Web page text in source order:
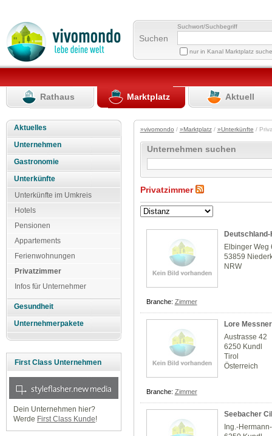
Suchen
Suchwort/Suchbegriff
nur in Kanal Marktplatz
Rathaus Marktplatz Aktuell
Aktuelles
Unternehmen
Gastronomie
Unterkünfte
Unterkünfte im Umkreis
Hotels
Pensionen
Appartements
Ferienwohnungen
Privatzimmer
Infos für Unternehmer
Gesundheit
Unternehmerpakete
First Class Unternehmen
Dein Unternehmen hier?
Werde First Class Kunde!
»vivomondo / »Marktplatz/ »Unterkünfte /
Unternehmen suchen
Privatzimmer
Elbinger Weg
53859
NRW
Branche: Zimmer
Lore Messner
Austrasse 42
6250 Kundl
Tirol
Österreich
Branche: Zimmer
Seebacher
Ing.-